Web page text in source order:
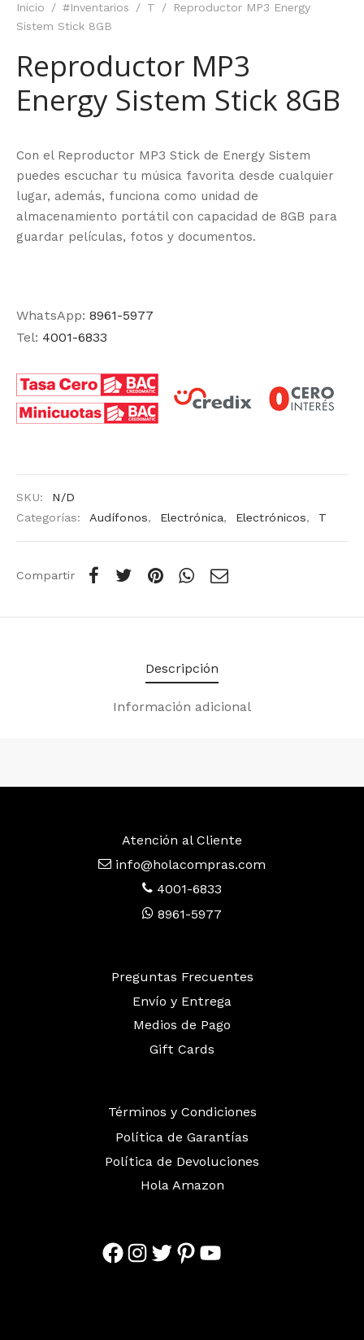
Inicio / #Inventarios / T /
Reproductor MP3 Energy
Sistem Stick 8GB
Reproductor MP3
Energy Sistem Stick 8GB
Con el Reproductor MP3 Stick de Energy Sistem
puedes escuchar tu música favorita desde cualquier
lugar, además, funciona como unidad de
almacenamiento portátil con capacidad de 8GB para
guardar películas, fotos y documentos.
WhatsApp: 8961-5977
Tel: 4001-6833
SKU:
N/D
Categorías:
Audífonos, Electrónica, Electrónicos, T
Compartir
Descripción
Información adicional
Atención al Cliente
info@holacompras.com
4001-6833
8961-5977
Preguntas Frecuentes
Envío y Entrega
Medios de Pago
Gift Cards
Términos y Condiciones
Política de Garantías
Política de Devoluciones
Hola Amazon
Facebook
Instagram
Twitter
Pinterest